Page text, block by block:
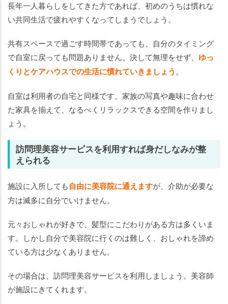
長年一人暮らしをしてきた方であれば、初めのうちは慣れな
い共同生活で疲れやすくなってしまうでしょう。
共有スペースで過ごす時間帯であっても、自分のタイミング
で自室に戻っても問題ありません。決して無理をせず、 ゆっ
くりとケアハウスでの生活に慣れていきましょう 。
自室は利用者の自宅と同様です。家族の写真や趣味に合わせ
た家具を揃えて、なるべくリラックスできる空間を作りまし
ょう。
訪問理美容サービスを利用すれば身だしなみが整
えられる
施設に入所しても自由に美容院に通えますが、介助が必要な
方は滅多に自分でいけません。
元々おしゃれが好きで、髪型にこだわりがある方は多くいま
す。しかし自分で美容院に行くのは難しく、おしゃれを諦め
ている方は少なくありません。
その場合は、訪問理美容サービスを利用しましょう。美容師
が施設にきてくれます。